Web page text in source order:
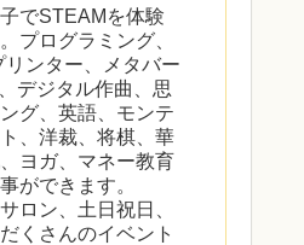
でSTEAMを体験
プログラミング、
リンター、メタバー
デジタル作曲、思
グ、英語、モンテ
、洋裁、将棋、華
ヨガ、マネー教育
ができます。
ロン、土日祝日、
くさんのイベント